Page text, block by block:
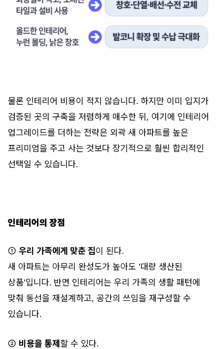
물론 인테리어 비용이 적지 않습니다. 하지만 이미 입지가
검증된 곳의 구축을 저렴하게 매수한 뒤, 여기에 인테리어
업그레이드를 더하는 전략은 외곽 새 아파트를 높은
프리미엄을 주고 사는 것보다 장기적으로 훨씬 합리적인
선택일 수 있습니다.
인테리어의 장점
① 우리 가족에게 맞춘 집이 된다.
새 아파트는 아무리 완성도가 높아도 ‘대량 생산된
상품’입니다. 반면 인테리어는 우리 가족의 생활 패턴에
맞춰 동선을 재설계하고, 공간의 쓰임을 재구성할 수
있습니다.
② 비용을 통제 할 수 있다.